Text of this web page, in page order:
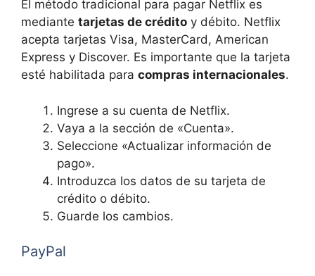
El método tradicional para pagar Netflix es
mediante tarjetas de crédito y débito. Netflix
acepta tarjetas Visa, MasterCard, American
Express y Discover. Es importante que la tarjeta
esté habilitada para compras internacionales.
Ingrese a su cuenta de Netflix.
Vaya a la sección de «Cuenta».
Seleccione «Actualizar información de
pago».
Introduzca los datos de su tarjeta de
crédito o débito.
Guarde los cambios.
PayPal